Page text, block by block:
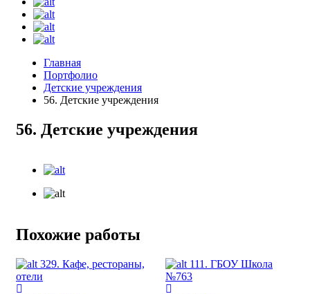
Главная
Портфолио
Детские учреждения
56. Детские учреждения
56. Детские учреждения
Похожие работы
329. Кафе, рестораны,
отели
111. ГБОУ Школа
№763